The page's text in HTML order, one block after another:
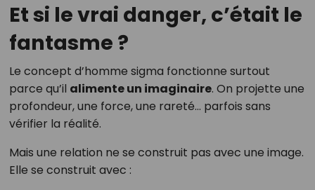
Et si le vrai danger, c’était le
fantasme ?
Le concept d’homme sigma fonctionne surtout
parce qu’il alimente un imaginaire. On projette une
profondeur, une force, une rareté… parfois sans
vérifier la réalité.
Mais une relation ne se construit pas avec une image.
Elle se construit avec :